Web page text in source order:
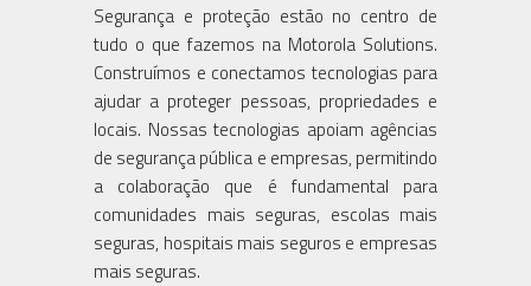
Segurança e proteção estão no centro de
tudo o que fazemos na Motorola Solutions.
Construímos e conectamos tecnologias para
ajudar a proteger pessoas, propriedades e
locais. Nossas tecnologias apoiam agências
de segurança pública e empresas, permitindo
a colaboração que é fundamental para
comunidades mais seguras, escolas mais
seguras, hospitais mais seguros e empresas
mais seguras.